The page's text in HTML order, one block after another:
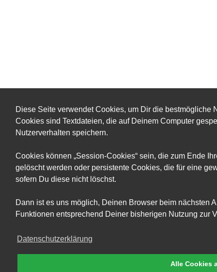
Diese Seite verwendet Cookies, um Dir die bestmögliche
Cookies sind Textdateien, die auf Deinem Computer
Nutzerverhalten speichern.
Cookies können „Session-Cookies“ sein, die zum Ende
gelöscht werden oder persistente Cookies, die für eine
sofern Du diese nicht löschst.
Dann ist es uns möglich, Deinen Browser beim nächsten
Funktionen entsprechend Deiner bisherigen Nutzung zur
Datenschutzerklärung
Alle Cookies